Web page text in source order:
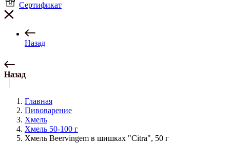
Сертификат
Назад
Назад
Главная
Пивоварение
Хмель
Хмель 50-100 г
Хмель Beervingem в шишках "Citra", 50 г